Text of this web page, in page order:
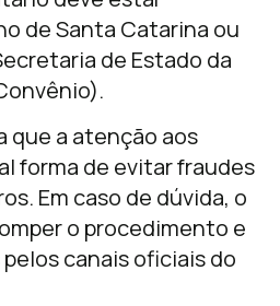
de Santa Catarina ou
de Estado da
que a atenção aos
forma de evitar fraudes
Em caso de dúvida, o
o procedimento e
canais oficiais do